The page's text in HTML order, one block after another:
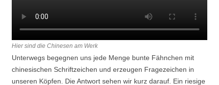
Hier sind die Chinesen am Werk
Unterwegs begegnen uns jede Menge bunte Fähnchen mit
chinesischen Schriftzeichen und erzeugen Fragezeichen in
unseren Köpfen. Die Antwort sehen wir kurz darauf. Ein riesige